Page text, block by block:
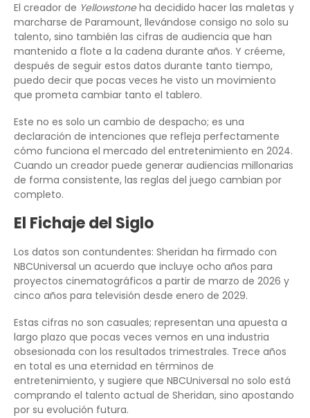
El creador de Yellowstoneha decidido hacer las maletas y
marcharse de Paramount, llevándose consigo no solo su
talento, sino también las cifras de audiencia que han
mantenido a flote a la cadena durante años. Y créeme,
después de seguir estos datos durante tanto tiempo,
puedo decir que pocas veces he visto un movimiento
que prometa cambiar tanto el tablero.
Este no es solo un cambio de despacho; es una
declaración de intenciones que refleja perfectamente
cómo funciona el mercado del entretenimiento en 2024.
Cuando un creador puede generar audiencias millonarias
de forma consistente, las reglas del juego cambian por
completo.
El Fichaje del Siglo
Los datos son contundentes: Sheridan ha firmado con
NBCUniversal un acuerdo que incluye ocho años para
proyectos cinematográficos a partir de marzo de 2026 y
cinco años para televisión desde enero de 2029.
Estas cifras no son casuales; representan una apuesta a
largo plazo que pocas veces vemos en una industria
obsesionada con los resultados trimestrales. Trece años
en total es una eternidad en términos de
entretenimiento, y sugiere que NBCUniversal no solo está
comprando el talento actual de Sheridan, sino apostando
por su evolución futura.